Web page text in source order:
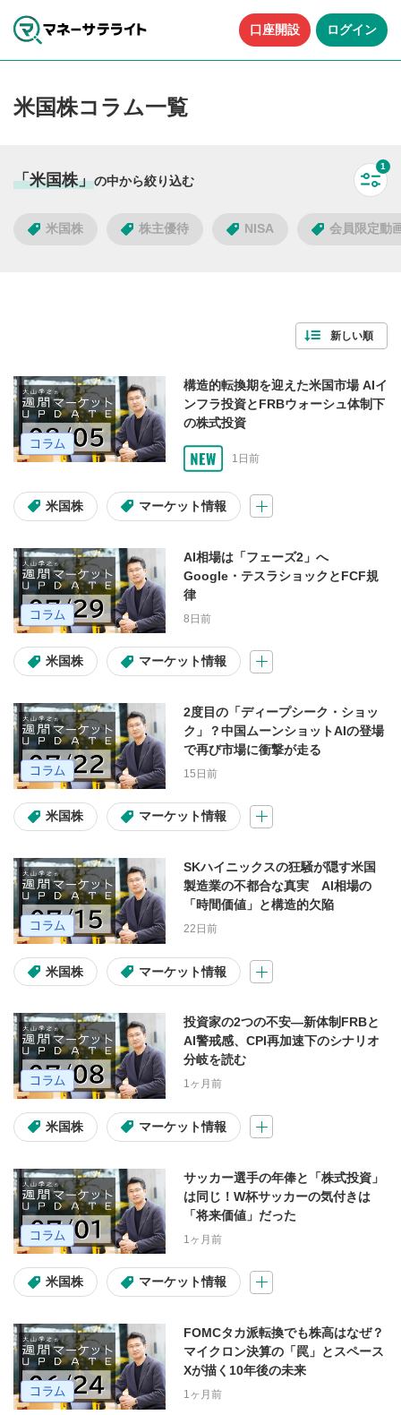
口座開設 ログイン
米国株コラム一覧
「米国株」の中から絞り込む
す
1
米国株 株主優待 NISA 会員限定動
株主優待 NISA
会員限定動画
マヂカルラブリー FX
操作説明動画 入金・出金
コラム
米国株 日本株 投資信託
米国株(コラム)
初心者 初級～中級
初級～上級 中級～上級
投資テーマ・材料
高配当 割安株 IPO
自社株買い 決算
アクティビスト
動画の種類
デイリー市況 個別銘柄情報
市況・全体相場 速報
シリーズ
検索する すべて解除
新しい順
構造的転換期を迎えた米国市場 AIイ
ンフラ投資とFRBウォーシュ体制下
の株式投資
1日前
米国株 マーケット情報
AI相場は「フェーズ2」へ
Google・テスラショックとFCF規
律
8日前
米国株 マーケット情報
2度目の「ディープシーク・ショッ
ク」？中国ムーンショットAIの登場
で再び市場に衝撃が走る
15日前
米国株 マーケット情報
SKハイニックスの狂騒が隠す米国
製造業の不都合な真実 AI相場の
「時間価値」と構造的欠陥
22日前
米国株 マーケット情報
投資家の2つの不安―新体制FRBと
AI警戒感、CPI再加速下のシナリオ
分岐を読む
1ヶ月前
米国株 マーケット情報
サッカー選手の年俸と「株式投資」
は同じ！W杯サッカーの気付きは
「将来価値」だった
1ヶ月前
米国株 マーケット情報
FOMCタカ派転換でも株高はなぜ？
マイクロン決算の「罠」とスペース
Xが描く10年後の未来
1ヶ月前